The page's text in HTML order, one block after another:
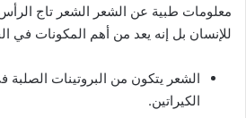
معلومات طبية عن الشعر الشعر تاج
للإنسان بل إنه يعد من أهم المكونات في
الشعر يتكون من البروتينات
الكيراتين.